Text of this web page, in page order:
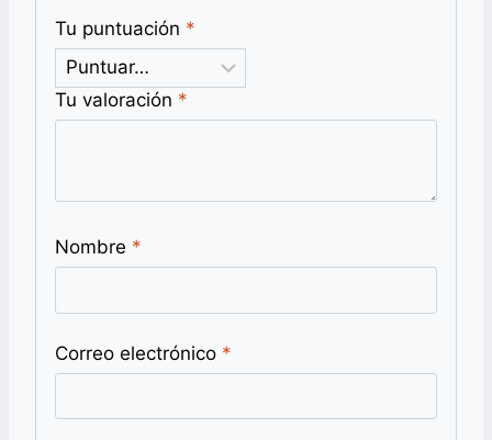
Tu puntuación *
Tu valoración *
Nombre *
Correo electrónico *